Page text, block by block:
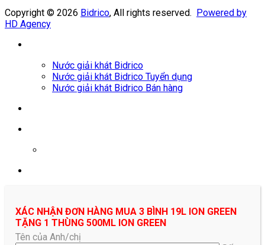
Copyright © 2026 Bidrico, All rights reserved. Powered by
HD Agency
Nước giải khát Bidrico
Nước giải khát Bidrico Tuyển dụng
Nước giải khát Bidrico Bán hàng
XÁC NHẬN ĐƠN HÀNG MUA 3 BÌNH 19L ION GREEN
TẶNG 1 THÙNG 500ML ION GREEN
Tên của Anh/chị